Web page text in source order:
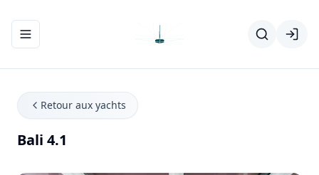
Ouvrir/fermer le menu de navigation
Retour aux yachts
Bali 4.1